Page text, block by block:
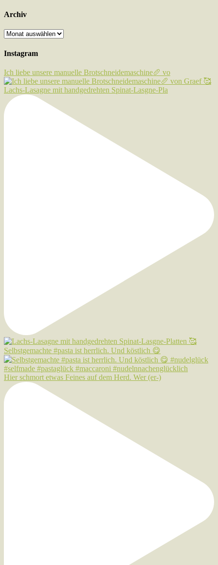
Archiv
Archiv
Instagram
Ich liebe unsere manuelle Brotschneidemaschine🥖 vo
Lachs-Lasagne mit handgedrehten Spinat-Lasgne-Pla
Selbstgemachte #pasta ist herrlich. Und köstlich 😋
Hier schmort etwas Feines auf dem Herd. Wer (er-)